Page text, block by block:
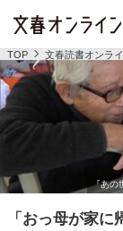
TOP 文春読書オンラ
「おっ母が家